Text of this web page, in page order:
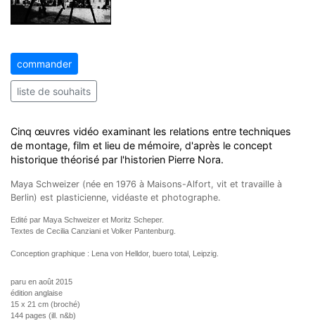
commander
liste de souhaits
Cinq œuvres vidéo examinant les relations entre techniques
de montage, film et lieu de mémoire, d'après le concept
historique théorisé par l'historien Pierre Nora.
Maya Schweizer (née en 1976 à Maisons-Alfort, vit et travaille à
Berlin) est plasticienne, vidéaste et photographe.
Edité par Maya Schweizer et Moritz Scheper.
Textes de Cecilia Canziani et Volker Pantenburg.
Conception graphique : Lena von Helldor, buero total, Leipzig.
paru en août 2015
édition anglaise
15 x 21 cm (broché)
144 pages (ill. n&b)